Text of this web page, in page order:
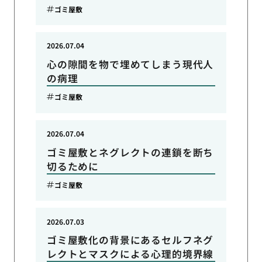
ゴミ屋敷
心の隙間を物で埋めてしまう現代人
の病理
2026.07.04
ゴミ屋敷
ゴミ屋敷とネグレクトの連鎖を断ち
切るために
2026.07.04
ゴミ屋敷
ゴミ屋敷化の背景にあるセルフネグ
レクトとマスクによる心理的境界線
2026.07.03